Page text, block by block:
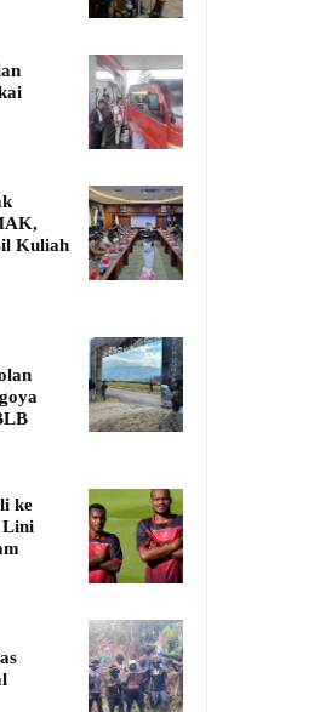
Kuliah
ke
Lini